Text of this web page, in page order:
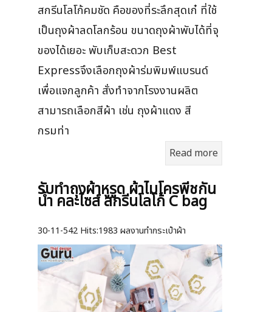
สกรีนโลโก้คมชัด คือของที่ระลึกสุดเก๋ ที่ใช้
เป็นถุงผ้าลดโลกร้อน ขนาดถุงผ้าพับได้ที่จุ
ของได้เยอะ พับเก็บสะดวก Best
Expressจึงเลือกถุงผ้าร่มพิมพ์แบรนด์
เพื่อแจกลูกค้า สั่งทำจากโรงงานผลิต
สามารถเลือกสีผ้า เช่น ถุงผ้าแดง สี
กรมท่า
Read more
รับทำถุงผ้าหูรูด ผ้าไมโครพีชกัน
น้ำ คละไซส์ สกรีนโลโก้ C bag
30-11-542 Hits:1983 ผลงานทำกระเป๋าผ้า